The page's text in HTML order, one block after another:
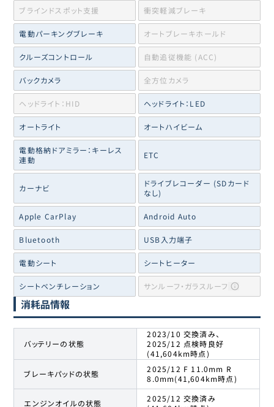
ブラインドスポット支援 衝突軽減ブレーキ
電動パーキングブレーキ オートブレーキホールド
クルーズコントロール 自動追従機能 (ACC)
バックカメラ 全方位カメラ
ヘッドライト：HID ヘッドライト：LED
オートライト オートハイビーム
電動格納ドアミラー：キーレス
連動
ETC
カーナビ
ドライブレコーダー (SDカード
なし)
Apple CarPlay Android Auto
Bluetooth USB入力端子
電動シート シートヒーター
シートベンチレーション サンルーフ・ガラスルーフ
消耗品情報
バッテリーの状態
2023/10 交換済み、
2025/12 点検時良好
(41,604km時点)
ブレーキパッドの状態
2025/12 F 11.0mm R
8.0mm(41,604km時点)
エンジンオイルの状態
2025/12 交換済み